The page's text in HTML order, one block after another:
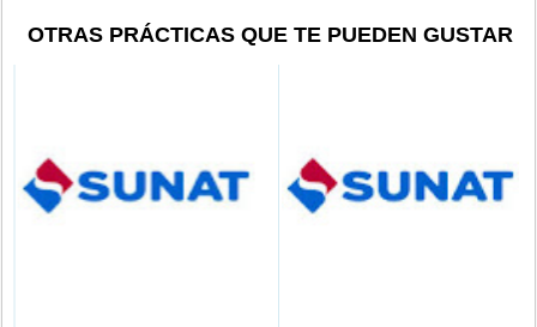
OTRAS PRÁCTICAS QUE TE PUEDEN GUSTAR